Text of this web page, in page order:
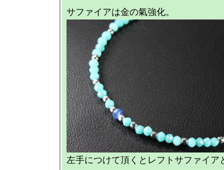
左手につけて頂くとレフトサファイア